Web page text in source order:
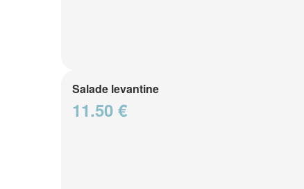
Salade levantine
11.50 €